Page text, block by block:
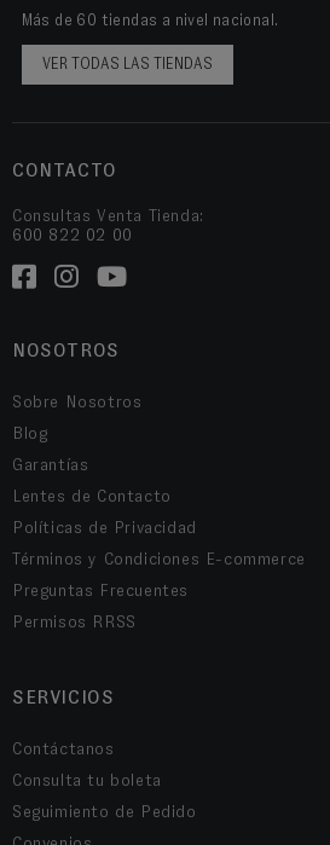
Más de 60 tiendas a nivel nacional.
VER TODAS LAS TIENDAS
CONTACTO
Consultas Venta Tienda:
600 822 02 00
NOSOTROS
Sobre Nosotros
Blog
Garantías
Lentes de Contacto
Políticas de Privacidad
Términos y Condiciones E-commerce
Preguntas Frecuentes
Permisos RRSS
SERVICIOS
Contáctanos
Consulta tu boleta
Seguimiento de Pedido